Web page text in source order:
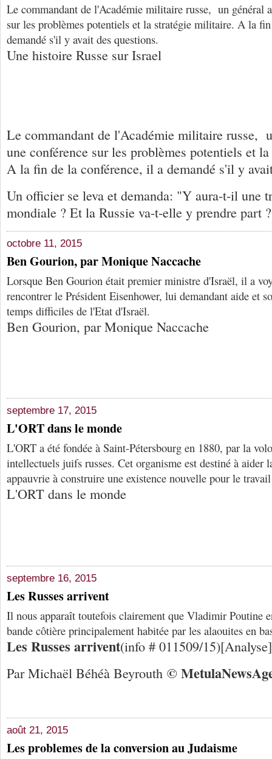
Le commandant de l'Académie militaire russe, un général
sur les problèmes potentiels et la stratégie militaire. A la
demandé s'il y avait des questions.
Une histoire Russe sur Israel
Le commandant de l'Académie militaire russe,
une conférence sur les problèmes potentiels et
A la fin de la conférence, il a demandé s'il y
Un officier se leva et demanda: "Y aura-t-il une
mondiale ? Et la Russie va-t-elle y prendre part
octobre 11, 2015
Ben Gourion, par Monique Naccache
Lorsque Ben Gourion était premier ministre d'Israël, il a
rencontrer le Président Eisenhower, lui demandant aide et
temps difficiles de l'Etat d'Israël.
Ben Gourion, par Monique Naccache
septembre 17, 2015
L'ORT dans le monde
L'ORT a été fondée à Saint-Pétersbourg en 1880, par la
intellectuels juifs russes. Cet organisme est destiné à aider
appauvrie à construire une existence nouvelle pour le
L'ORT dans le monde
septembre 16, 2015
Les Russes arrivent
Il nous apparaît toutefois clairement que Vladimir Poutine
bande côtière principalement habitée par les alaouites en
Les Russes arrivent(info # 011509/15)[Analyse]
Par Michaël Béhéà Beyrouth © MetulaNewsA
août 21, 2015
Les problemes de la conversion au Judaisme